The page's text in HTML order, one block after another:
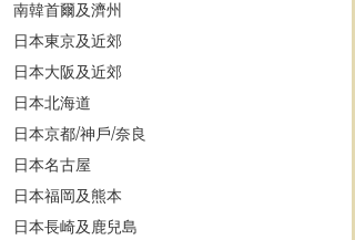
南韓首爾及濟州
日本東京及近郊
日本大阪及近郊
日本北海道
日本京都/神戶/奈良
日本名古屋
日本福岡及熊本
日本長崎及鹿兒島